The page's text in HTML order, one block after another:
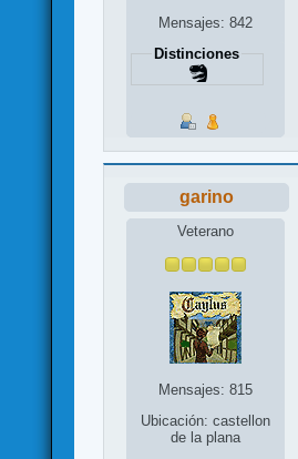
Mensajes: 842
Distinciones
garino
Veterano
Mensajes: 815
Ubicación: castellon
de la plana